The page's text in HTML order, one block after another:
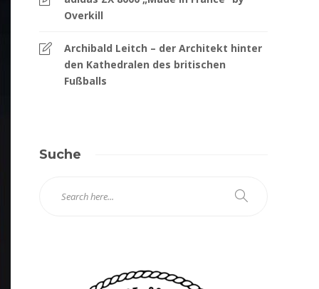
Overkill
Archibald Leitch – der Architekt hinter
den Kathedralen des britischen
Fußballs
Suche